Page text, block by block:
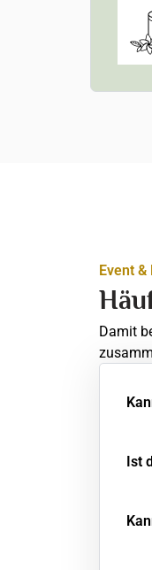
Event
Damit
Ist